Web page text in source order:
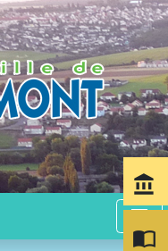
menu
account_balance
import_contacts